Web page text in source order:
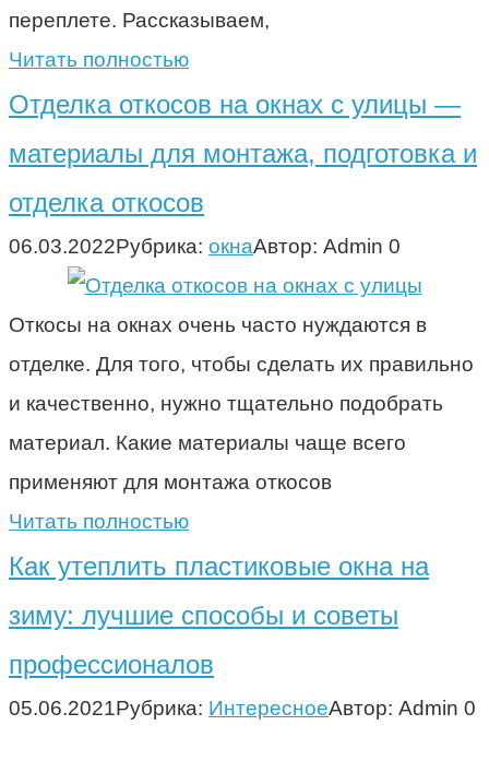
переплете. Рассказываем,
Читать полностью
Отделка откосов на окнах с улицы —
материалы для монтажа, подготовка и
отделка откосов
06.03.2022Рубрика: окнаАвтор: Admin 0
Откосы на окнах очень часто нуждаются в
отделке. Для того, чтобы сделать их правильно
и качественно, нужно тщательно подобрать
материал. Какие материалы чаще всего
применяют для монтажа откосов
Читать полностью
Как утеплить пластиковые окна на
зиму: лучшие способы и советы
профессионалов
05.06.2021Рубрика: ИнтересноеАвтор: Admin 0